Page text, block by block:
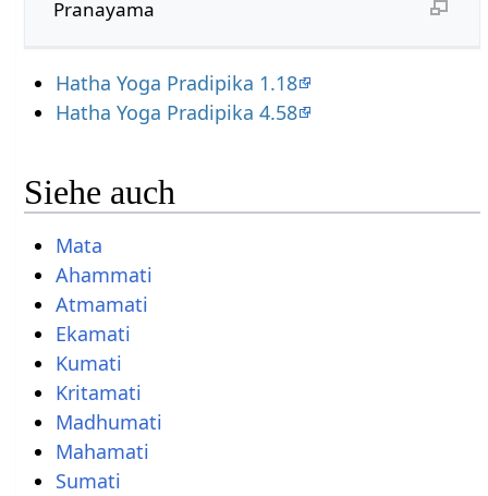
Pranayama
Hatha Yoga Pradipika 1.18
Hatha Yoga Pradipika 4.58
Siehe auch
Mata
Ahammati
Atmamati
Ekamati
Kumati
Kritamati
Madhumati
Mahamati
Sumati